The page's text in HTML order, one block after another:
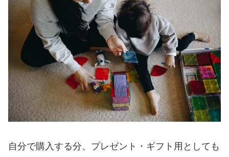
自分で購入する分、プレゼント・ギフト用としても